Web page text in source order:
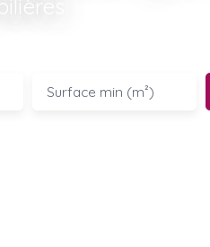
Surface min (m²)